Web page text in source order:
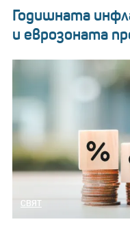
Годишната
и еврозоната
СВЯТ